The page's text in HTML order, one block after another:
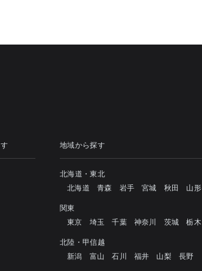
地域から探す
北海道・東北
北海道
青森 岩手 宮城 秋田 山形
関東
東京
埼玉 千葉 神奈川 茨城 栃木
北陸・甲信越
新潟
富山 石川 福井 山梨 長野